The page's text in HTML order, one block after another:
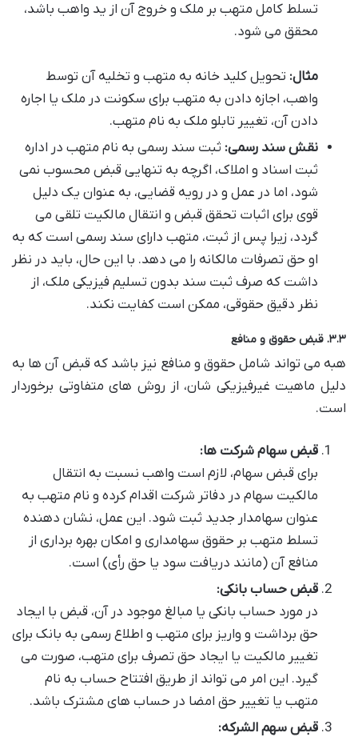
تسلط کامل متهب بر ملک و خروج آن از ید واهب باشد،
محقق می شود.
مثال: تحویل کلید خانه به متهب و تخلیه آن توسط
واهب، اجازه دادن به متهب برای سکونت در ملک یا اجاره
دادن آن، تغییر تابلو ملک به نام متهب.
نقش سند رسمی: ثبت سند رسمی به نام متهب در اداره
ثبت اسناد و املاک، اگرچه به تنهایی قبض محسوب نمی
شود، اما در عمل و در رویه قضایی، به عنوان یک دلیل
قوی برای اثبات تحقق قبض و انتقال مالکیت تلقی می
گردد، زیرا پس از ثبت، متهب دارای سند رسمی است که به
او حق تصرفات مالکانه را می دهد. با این حال، باید در نظر
داشت که صرف ثبت سند بدون تسلیم فیزیکی ملک، از
نظر دقیق حقوقی، ممکن است کفایت نکند.
۳.۳. قبض حقوق و منافع
هبه می تواند شامل حقوق و منافع نیز باشد که قبض آن ها به
دلیل ماهیت غیرفیزیکی شان، از روش های متفاوتی برخوردار
است.
قبض سهام شرکت ها:
برای قبض سهام، لازم است واهب نسبت به انتقال
مالکیت سهام در دفاتر شرکت اقدام کرده و نام متهب به
عنوان سهامدار جدید ثبت شود. این عمل، نشان دهنده
تسلط متهب بر حقوق سهامداری و امکان بهره برداری از
منافع آن (مانند دریافت سود یا حق رأی) است.
قبض حساب بانکی:
در مورد حساب بانکی یا مبالغ موجود در آن، قبض با ایجاد
حق برداشت و واریز برای متهب و اطلاع رسمی به بانک برای
تغییر مالکیت یا ایجاد حق تصرف برای متهب، صورت می
گیرد. این امر می تواند از طریق افتتاح حساب به نام
متهب یا تغییر حق امضا در حساب های مشترک باشد.
قبض سهم الشرکه: